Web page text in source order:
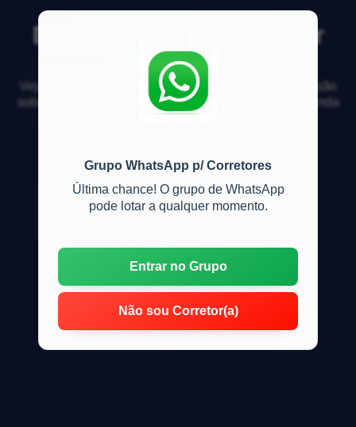
Grupo WhatsApp p/ Corretores
Última chance! O grupo de WhatsApp
pode lotar a qualquer momento.
Entrar no Grupo
Não sou Corretor(a)
Documentos para vender
imovel?
Veja respostas de especialistas e participe da discussão
sobre mercado imobiliário, financiamento, compra, venda
e locação de imóveis